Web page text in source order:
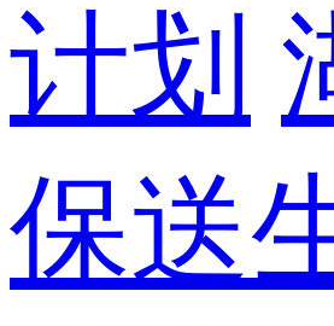
计划
保送